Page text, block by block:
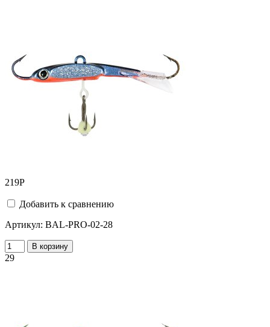
219Р
Добавить к сравнению
Артикул: BAL-PRO-02-28
В корзину
29